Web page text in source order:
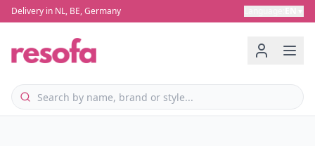
Delivery in NL, BE, Germany